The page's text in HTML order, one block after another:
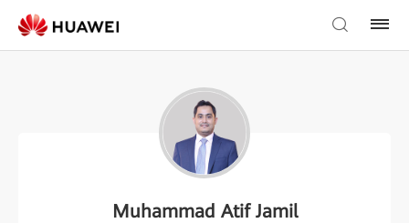
Muhammad Atif Jamil